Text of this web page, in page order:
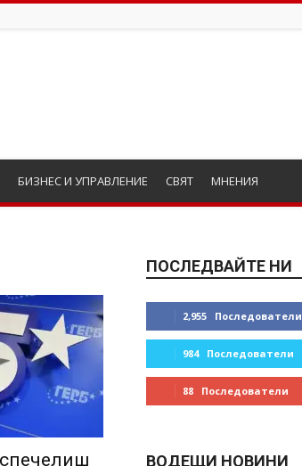
БИЗНЕС И УПРАВЛЕНИЕ СВЯТ МНЕНИЯ
ПОСЛЕДВАЙТЕ НИ
2,955 Последователи
984 Последователи
88 Последователи
ВОДЕЩИ НОВИНИ